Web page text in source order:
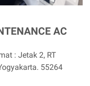
AC
: Jetak 2, RT
55264